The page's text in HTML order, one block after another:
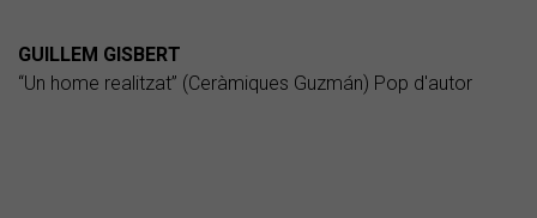
GUILLEM GISBERT
“Un home realitzat” (Ceràmiques Guzmán) Pop d'autor